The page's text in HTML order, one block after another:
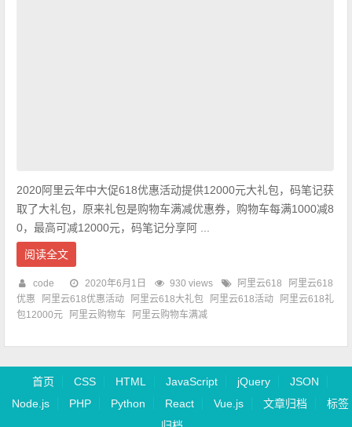
2020阿里云年中大促618优惠活动提供12000元大礼包，码笔记获
取了大礼包，原来礼包是购物车满减优惠券，购物车每满1000减8
0，最高可减12000元，码笔记分享阿 ...
阅读全文
code 2020年6月1日 930 views 阿里云618
阿里云618
优惠
阿里云618优惠活动 阿里云618大礼包 阿里云618活动
阿里云618礼
包12000元
阿里云购物车 阿里云购物车满减
首页 CSS HTML JavaScript jQuery
JSON
Node.js
PHP Python React Vue.js 文章归档
标签